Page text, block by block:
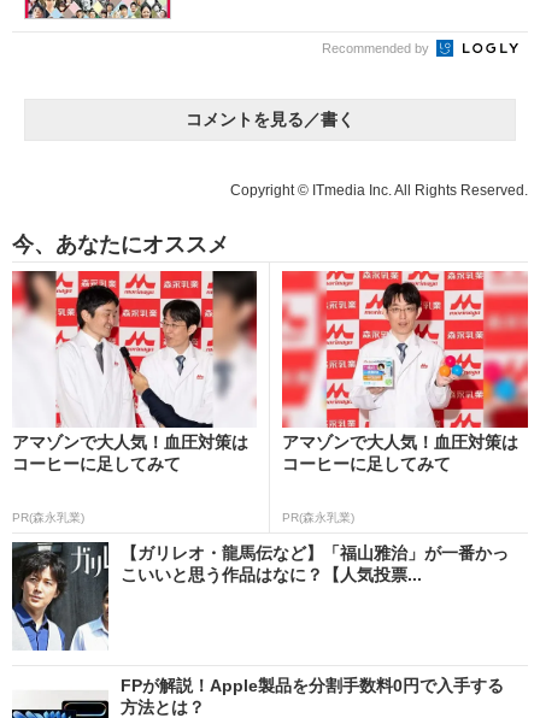
Recommended by
コメントを見る／書く
Copyright © ITmedia Inc. All Rights Reserved.
今、あなたにオススメ
アマゾンで大人気！血圧対策は
コーヒーに足してみて
PR(森永乳業)
アマゾンで大人気！血圧対策は
コーヒーに足してみて
PR(森永乳業)
【ガリレオ・龍馬伝など】「福山雅治」が一番かっ
こいいと思う作品はなに？【人気投票...
FPが解説！Apple製品を分割手数料0円で入手する
方法とは？